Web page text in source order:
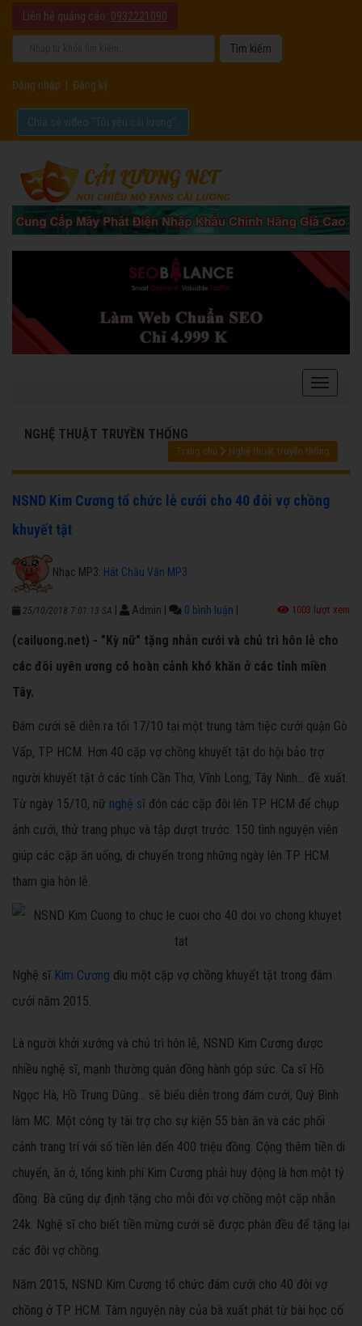
Liên hệ quảng cáo: 0932221090
Đăng nhập Đăng ký
Chia sẻ video "Tôi yêu cải lương".
NGHỆ THUẬT TRUYỀN THỐNG
Trang chủ Nghệ thuật truyền thống
NSND Kim Cương tổ chức lễ cưới cho 40 đôi vợ chồng
khuyết tật
Nhạc MP3: Hát Chầu Văn MP3
25/10/2018 7:01:13 SA Admin 0 bình luận 1003 lượt xem
(cailuong.net) - "Kỳ nữ" tặng nhẫn cưới và chủ trì hôn lễ cho
các đôi uyên ương có hoàn cảnh khó khăn ở các tỉnh miền
Tây.
Đám cưới sẽ diễn ra tối 17/10 tại một trung tâm tiệc cưới quận Gò
Vấp, TP HCM. Hơn 40 cặp vợ chồng khuyết tật do hội bảo trợ
người khuyết tật ở các tỉnh Cần Thơ, Vĩnh Long, Tây Ninh... đề xuất.
Từ ngày 15/10, nữ nghệ sĩ đón các cặp đôi lên TP HCM để chụp
ảnh cưới, thử trang phục và tập dượt trước. 150 tình nguyện viên
giúp các cặp ăn uống, di chuyển trong những ngày lên TP HCM
tham gia hôn lễ.
Nghệ sĩ Kim Cương dìu một cặp vợ chồng khuyết tật trong đám
cưới năm 2015.
Là người khởi xướng và chủ trì hôn lễ, NSND Kim Cương được
nhiều nghệ sĩ, mạnh thường quân đồng hành góp sức. Ca sĩ Hồ
Ngọc Hà, Hồ Trung Dũng... sẽ biểu diễn trong đám cưới, Quý Bình
làm MC. Một công ty tài trợ cho sự kiện 55 bàn ăn và các phối
cảnh trang trí với số tiền lên đến 400 triệu đồng. Cộng thêm tiền di
chuyển, ăn ở, tổng kinh phí Kim Cương phải huy động là hơn một tỷ
đồng. Bà cũng dự định tặng cho mỗi đôi vợ chồng một cặp nhẫn
24k. Nghệ sĩ cho biết tiền mừng cưới sẽ được phân đều để tặng lại
các đôi vợ chồng.
Năm 2015, NSND Kim Cương tổ chức đám cưới cho 40 đôi vợ
chồng ở TP HCM. Tâm nguyện này của bà xuất phát từ bài học cố